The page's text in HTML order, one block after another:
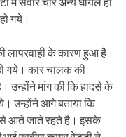
गये।
लापरवाही के कारण हुआ है।
गये। कार चालक की
उन्होंने मांग की कि हादसे के
उन्होंने आगे बताया कि
से आते जाते रहते है। इसके